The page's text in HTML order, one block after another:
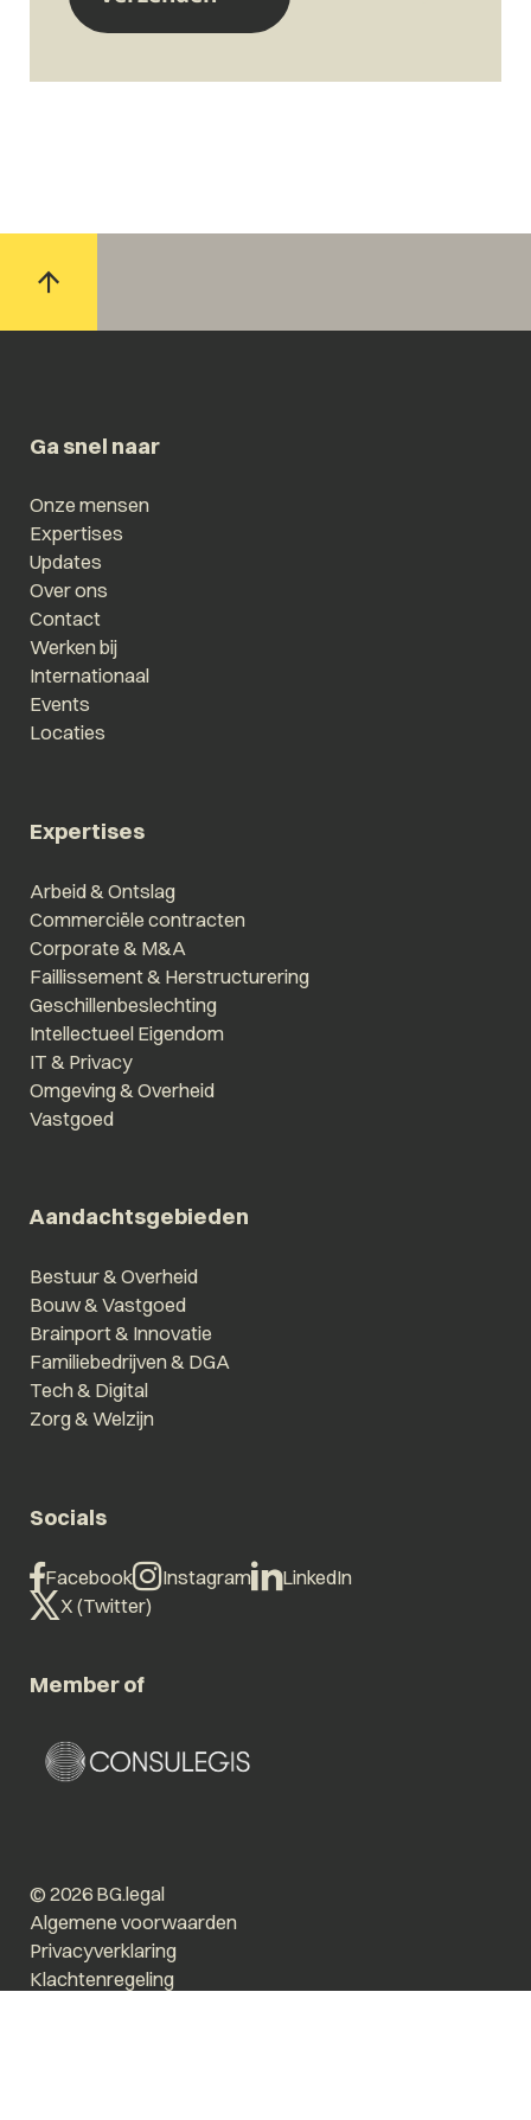
Ga snel naar
Onze mensen
Expertises
Updates
Over ons
Contact
Werken bij
Internationaal
Events
Locaties
Expertises
Arbeid & Ontslag
Commerciële contracten
Corporate & M&A
Faillissement & Herstructurering
Geschillenbeslechting
Intellectueel Eigendom
IT & Privacy
Omgeving & Overheid
Vastgoed
Aandachtsgebieden
Bestuur & Overheid
Bouw & Vastgoed
Brainport & Innovatie
Familiebedrijven & DGA
Tech & Digital
Zorg & Welzijn
Socials
Facebook Instagram
LinkedIn
X (Twitter)
Member of
© 2026 BG.legal
Algemene voorwaarden
Privacyverklaring
Klachtenregeling